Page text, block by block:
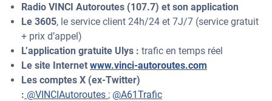
Radio VINCI Autoroutes (107.7) et son application
Le 3605, le service client 24h/24 et 7J/7 (service gratuit
+ prix d’appel)
L’application gratuite Ulys : trafic en temps réel
Le site Internet www.vinci-autoroutes.com
Les comptes X (ex-Twitter)
: @VINCIAutoroutes ; @A61Trafic